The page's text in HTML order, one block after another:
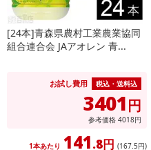
[24本]青森県農村工業農業協同
組合連合会 JAアオレン 青...
お試し費用 税込・送料込
3401円
参考価格 4018円
1本あたり 141.8円 (167.5円)